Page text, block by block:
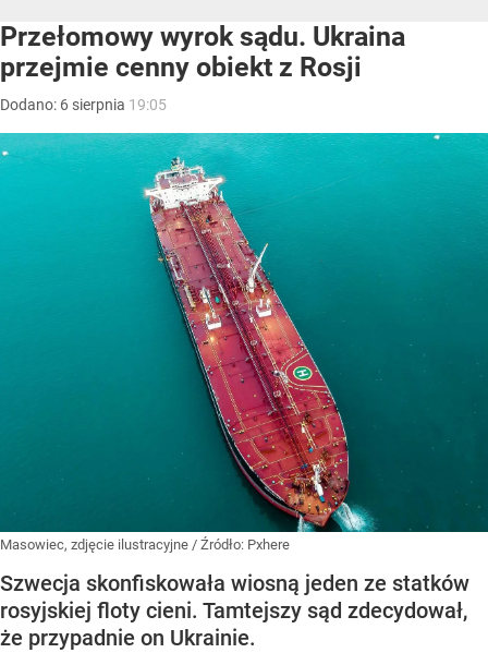
Przełomowy wyrok sądu. Ukraina
przejmie cenny obiekt z Rosji
Dodano: 6 sierpnia 19:05
Masowiec, zdjęcie ilustracyjne / Źródło: Pxhere
Szwecja skonfiskowała wiosną jeden ze statków
rosyjskiej floty cieni. Tamtejszy sąd zdecydował,
że przypadnie on Ukrainie.